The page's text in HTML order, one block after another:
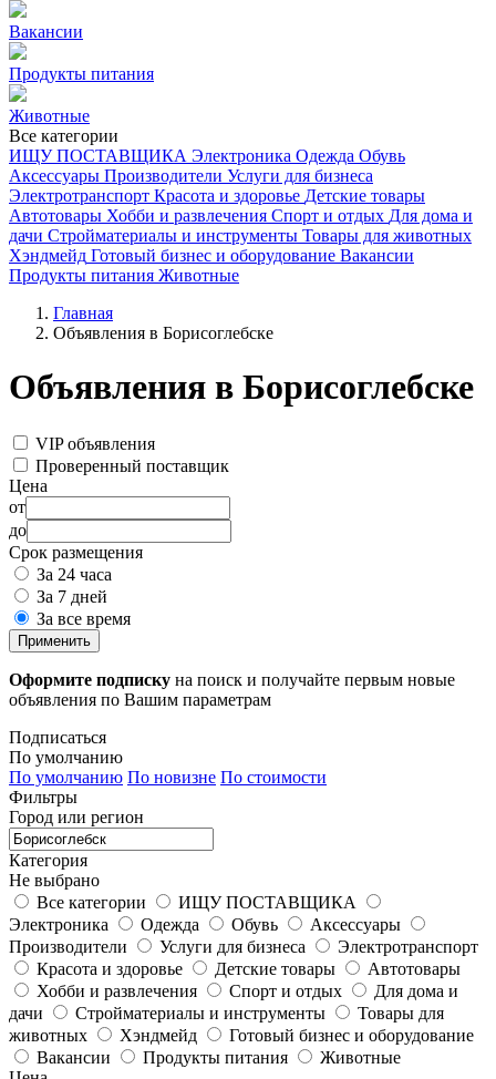
Вакансии
Продукты питания
Животные
Все категории
ИЩУ ПОСТАВЩИКА Электроника Одежда Обувь
Аксессуары Производители Услуги для бизнеса
Электротранспорт Красота и здоровье Детские товары
Автотовары Хобби и развлечения Спорт и отдых Для дома и
дачи Стройматериалы и инструменты Товары для животных
Хэндмейд Готовый бизнес и оборудование Вакансии
Продукты питания Животные
Главная
Объявления в Борисоглебске
Объявления в Борисоглебске
VIP объявления
Проверенный поставщик
Цена
от
до
Срок размещения
За 24 часа
За 7 дней
За все время
Применить
Оформите подписку на поиск и получайте первым новые
объявления по Вашим параметрам
Подписаться
По умолчанию
По умолчанию По новизне По стоимости
Фильтры
Город или регион
Категория
Не выбрано
Все категории
ИЩУ ПОСТАВЩИКА
Электроника
Одежда Обувь
Аксессуары
Производители
Услуги для бизнеса
Электротранспорт
Красота и здоровье
Детские товары
Автотовары
Хобби и развлечения
Спорт и отдых
Для дома и
дачи
Стройматериалы и инструменты
Товары для
животных
Хэндмейд
Готовый бизнес и оборудование
Вакансии
Продукты питания
Животные